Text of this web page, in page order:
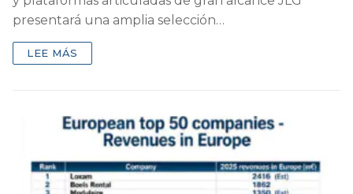
presentará una amplia selección…
LEE MÁS